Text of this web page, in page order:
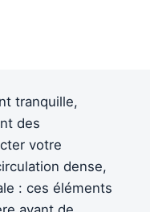
tranquille,
des
votre
dense,
: ces éléments